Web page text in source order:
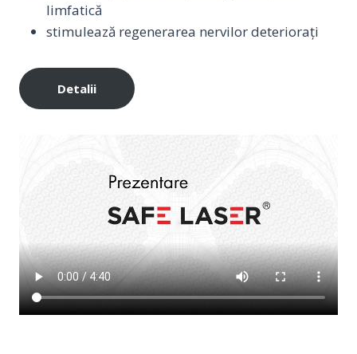
limfatică
stimulează regenerarea nervilor deteriorați
Detalii